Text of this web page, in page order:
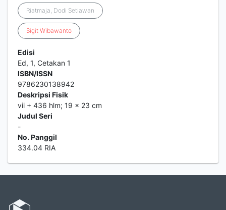
Riatmaja, Dodi Setiawan
Sigit Wibawanto
Edisi
Ed, 1, Cetakan 1
ISBN/ISSN
9786230138942
Deskripsi Fisik
vii + 436 hlm; 19 x 23 cm
Judul Seri
-
No. Panggil
334.04 RIA